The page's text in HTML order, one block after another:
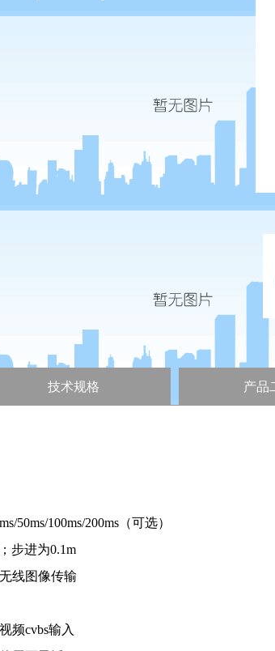
技术规格 产品
50ms/100ms/200ms（可选）
步进为0.1m
线图像传输
频cvbs输入